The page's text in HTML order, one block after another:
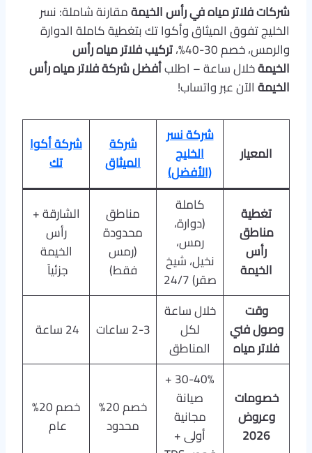
شركات فلاتر مياه في رأس الخيمةمقارنة شاملة: نسر
الخليج تفوق الميثاق وأكوا تك بتغطية كاملة الدوارة
والرمس، خصم 30-40%،
تركيب فلاتر مياه رأس
الخيمةخلال ساعة – اطلبأفضل شركة فلاتر مياه رأس
الخيمةالآن عبر واتساب!
المعيار
شركة نسر
الخليج
(الأفضل)
شركة
الميثاق
شركة أكوا
تك
تغطية
مناطق
رأس
الخيمة
كاملة
(دوارة،
رمس،
نخيل، شيخ
صقر) 24/7
مناطق
محدودة
(رمس
فقط)
الشارقة +
رأس
الخيمة
جزئياً
وقت
وصول فني
فلاتر مياه
خلال ساعة
لكل
المناطق
2-3 ساعات 24 ساعة
خصومات
وعروض
2026
30-40% +
صيانة
مجانية
أولى +
خصم 20%
محدود
خصم 20%
عام